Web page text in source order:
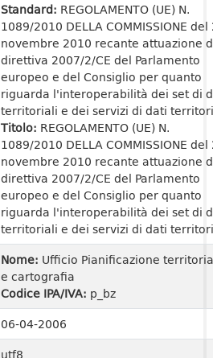
Standard: REGOLAMENTO (UE) N.
1089/2010 DELLA COMMISSIONE del
novembre 2010 recante attuazione
direttiva 2007/2/CE del Parlamento
europeo e del Consiglio per quanto
riguarda l'interoperabilità dei set di
territoriali e dei servizi di dati
Titolo: REGOLAMENTO (UE) N.
1089/2010 DELLA COMMISSIONE del
novembre 2010 recante attuazione
direttiva 2007/2/CE del Parlamento
europeo e del Consiglio per quanto
riguarda l'interoperabilità dei set di
territoriali e dei servizi di dati
Nome: Ufficio Pianificazione
e cartografia
Codice IPA/IVA: p_bz
06-04-2006
utf8